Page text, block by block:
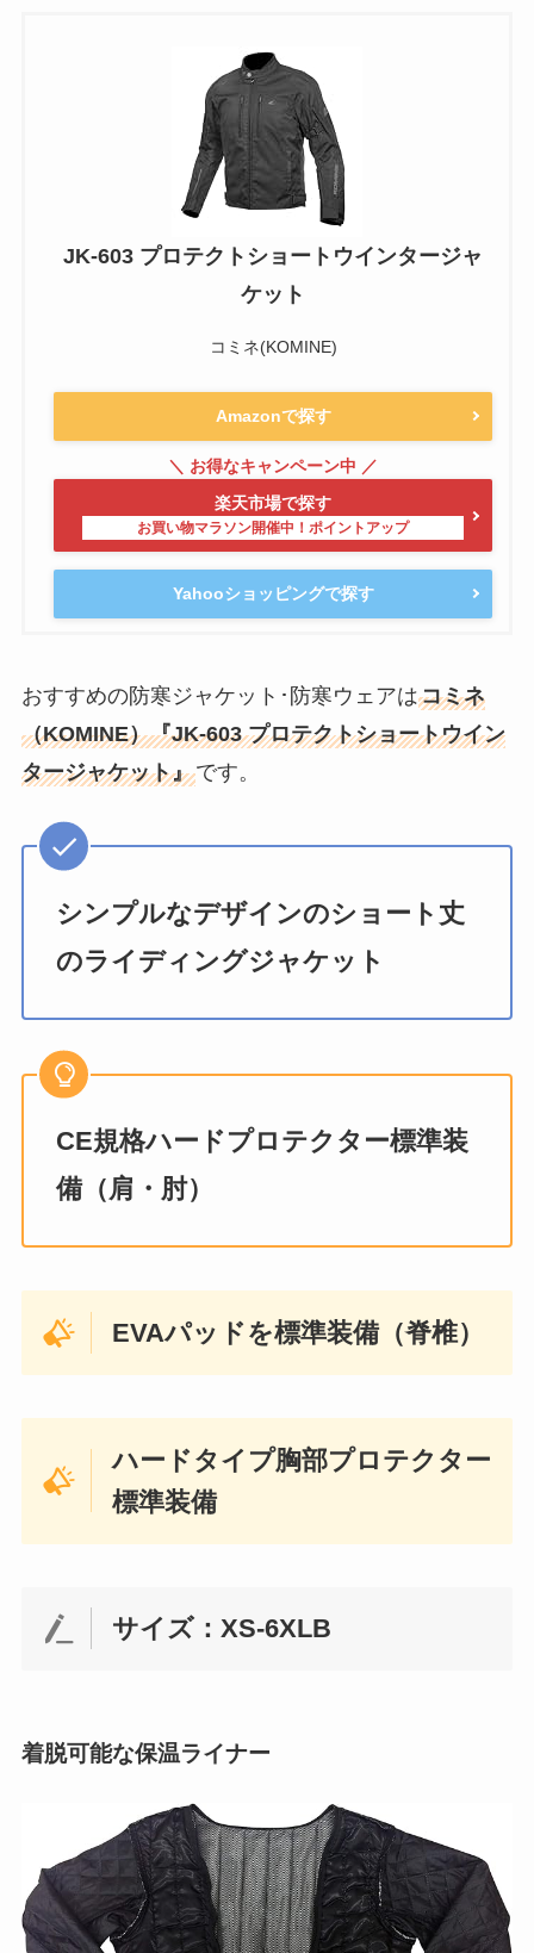
JK-603 プロテクトショートウインタージャ
ケット
コミネ(KOMINE)
Amazonで探す
楽天市場で探す
Yahooショッピングで探す
おすすめの防寒ジャケット･防寒ウェアはコミネ
（KOMINE）『JK-603 プロテクトショートウイン
タージャケット』です。
シンプルなデザインのショート丈
のライディングジャケット
CE規格ハードプロテクター標準装
備（肩・肘）
EVAパッドを標準装備（脊椎）
ハードタイプ胸部プロテクター
標準装備
サイズ：XS-6XLB
着脱可能な保温ライナー